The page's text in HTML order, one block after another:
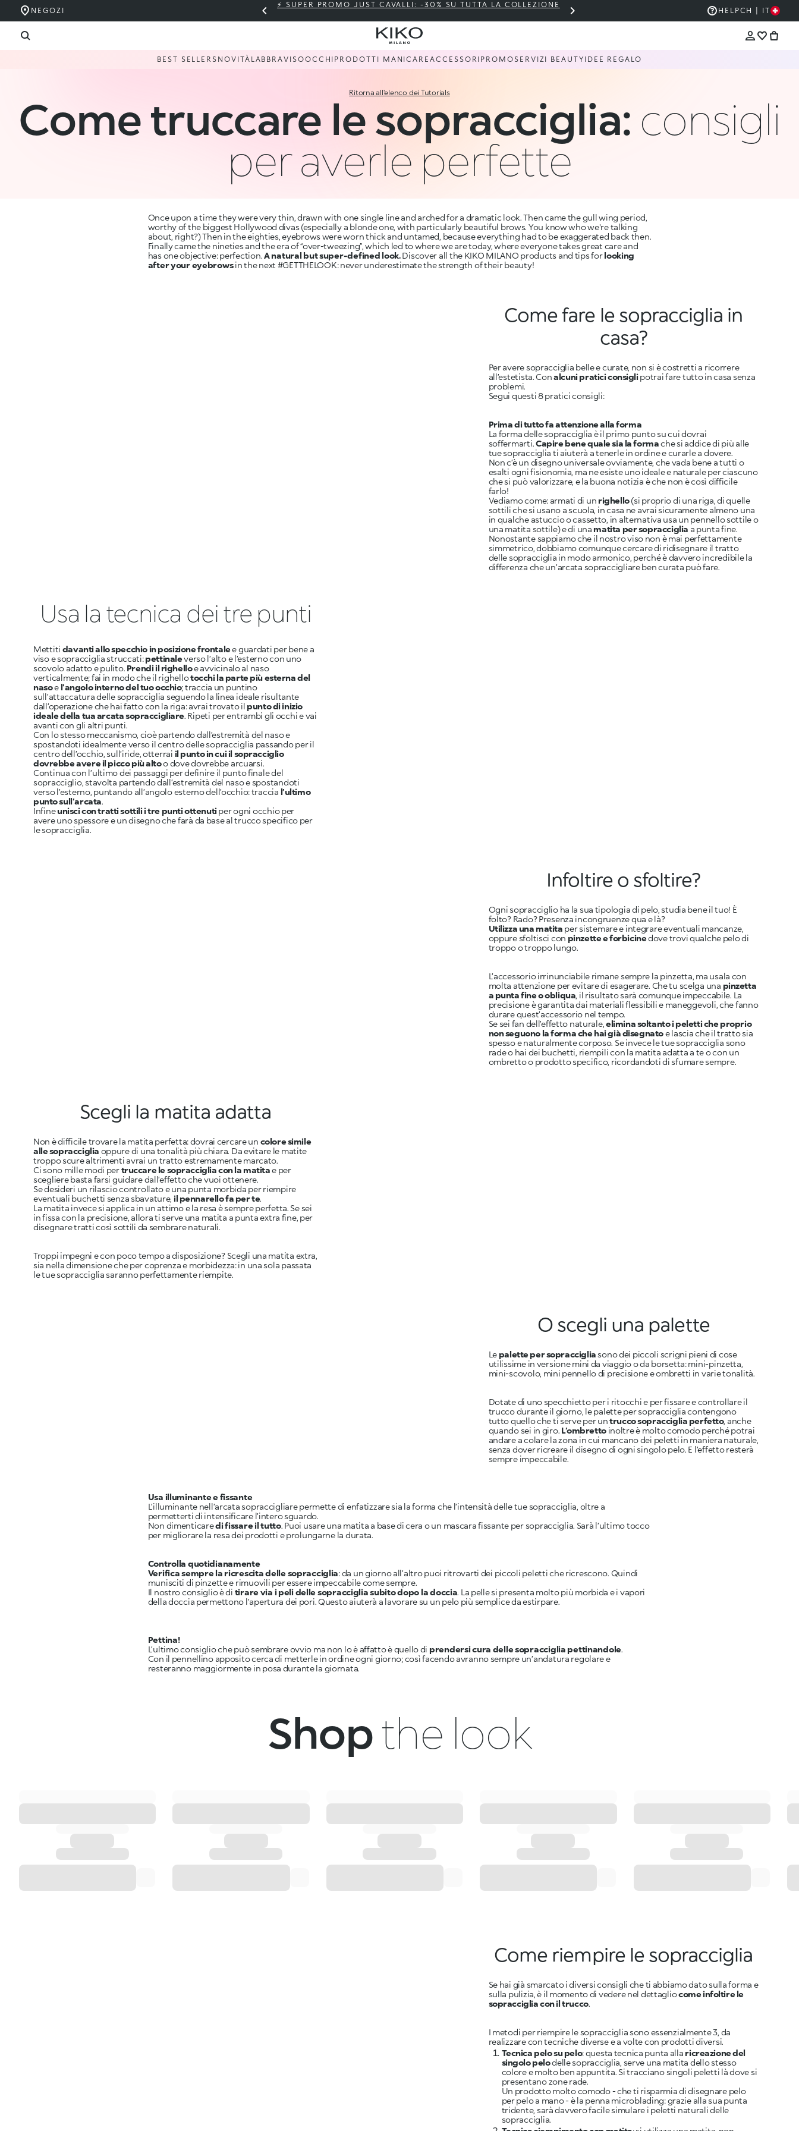
NEGOZI
⚡ SUPER PROMO JUST CAVALLI: -30% SU TUTTA LA COLLEZIONE THE KIKO SALE: FINO AL 50% DI
HELPCH | IT
BEST SELLERS NOVITÀ LABBRAVISOOCCHI PRODOTTI MANICAREACCESSORI PROMOSERVIZI BEAUTY IDEE REGALO
Ritorna all'elenco dei Tutorials
Come truccare le sopracciglia: consigli
per averle perfette
Once upon a time they were very thin, drawn with one single line and arched for a dramatic look. Then came the gull wing period,
worthy of the biggest Hollywood divas (especially a blonde one, with particularly beautiful brows. You know who we're talking
about, right?) Then in the eighties, eyebrows were worn thick and untamed, because everything had to be exaggerated back then.
Finally came the nineties and the era of “over-tweezing”, which led to where we are today, where everyone takes great care and
has one objective: perfection.A natural but super-defined look.Discover all the KIKO MILANO products and tips forlooking
after your eyebrowsin the next #GETTHELOOK: never underestimate the strength of their beauty!
Come fare le sopracciglia in
casa?
Per avere sopracciglia belle e curate, non si è costretti a ricorrere
all’estetista. Conalcuni pratici consiglipotrai fare tutto in casa senza
problemi.
Segui questi 8 pratici consigli:
Prima di tutto fa attenzione alla forma
La forma delle sopracciglia è il primo punto su cui dovrai
soffermarti.Capire bene quale sia la formache si addice di più alle
tue sopracciglia ti aiuterà a tenerle in ordine e curarle a dovere.
Non c’è un disegno universale ovviamente, che vada bene a tutti o
esalti ogni fisionomia, ma ne esiste uno ideale e naturale per ciascuno
che si può valorizzare, e la buona notizia è che non è così difficile
farlo!
Vediamo come: armati di un righello(si proprio di una riga, di quelle
sottili che si usano a scuola, in casa ne avrai sicuramente almeno una
in qualche astuccio o cassetto, in alternativa usa un pennello sottile o
una matita sottile) e di una matita per sopracciglia a punta fine.
Nonostante sappiamo che il nostro viso non è mai perfettamente
simmetrico, dobbiamo comunque cercare di ridisegnare il tratto
delle sopracciglia in modo armonico, perché è davvero incredibile la
differenza che un’arcata sopraccigliare ben curata può fare.
Usa la tecnica dei tre punti
Mettiti davanti allo specchio in posizione frontalee guardati per bene a
viso e sopracciglia struccati:pettinaleverso l’alto e l’esterno con uno
scovolo adatto e pulito. Prendi il righelloe avvicinalo al naso
verticalmente; fai in modo che il righellotocchi la parte più esterna del
nasoe l’angolo interno del tuo occhio; traccia un puntino
sull’attaccatura delle sopracciglia seguendo la linea ideale risultante
dall’operazione che hai fatto con la riga: avrai trovato il punto di inizio
ideale della tua arcata sopraccigliare. Ripeti per entrambi gli occhi e vai
avanti con gli altri punti.
Con lo stesso meccanismo, cioè partendo dall’estremità del naso e
spostandoti idealmente verso il centro delle sopracciglia passando per il
centro dell’occhio, sull’iride, otterrai il punto in cui il sopracciglio
dovrebbe avere il picco più altoo dove dovrebbe arcuarsi.
Continua con l’ultimo dei passaggi per definire il punto finale del
sopracciglio, stavolta partendo dall’estremità del naso e spostandoti
verso l’esterno, puntando all’angolo esterno dell’occhio: traccia l’ultimo
punto sull’arcata.
Infineunisci con tratti sottili i tre punti ottenutiper ogni occhio per
avere uno spessore e un disegno che farà da base al trucco specifico per
le sopracciglia.
Infoltire o sfoltire?
Ogni sopracciglio ha la sua tipologia di pelo, studia bene il tuo! È
Utilizza una matita per sistemare e integrare eventuali mancanze,
oppure sfoltisci con pinzette e forbicinedove trovi qualche pelo di
troppo o troppo lungo.
L’accessorio irrinunciabile rimane sempre la pinzetta, ma usala con
molta attenzione per evitare di esagerare. Che tu scelga una pinzetta
a punta fine o obliqua, il risultato sarà comunque impeccabile. La
precisione è garantita dai materiali flessibili e maneggevoli, che fanno
durare quest’accessorio nel tempo.
Se sei fan dell’effetto naturale,elimina soltanto i peletti che proprio
non seguono la forma che hai già disegnatoe lascia che il tratto sia
spesso e naturalmente corposo. Se invece le tue sopracciglia sono
rade o hai dei buchetti, riempili con la matita adatta a te o con un
ombretto o prodotto specifico, ricordandoti di sfumare sempre.
Scegli la matita adatta
Non è difficile trovare la matita perfetta: dovrai cercare un colore simile
alle sopracciglia oppure di una tonalità più chiara. Da evitare le matite
troppo scure altrimenti avrai un tratto estremamente marcato.
Ci sono mille modi pertruccare le sopracciglia con la matitae per
scegliere basta farsi guidare dall’effetto che vuoi ottenere.
Se desideri un rilascio controllato e una punta morbida per riempire
eventuali buchetti senza sbavature, il pennarello fa per te.
La matita invece si applica in un attimo e la resa è sempre perfetta. Se sei
in fissa con la precisione, allora ti serve una matita a punta extra fine, per
disegnare tratti così sottili da sembrare naturali.
Troppi impegni e con poco tempo a disposizione? Scegli una matita extra,
sia nella dimensione che per coprenza e morbidezza: in una sola passata
le tue sopracciglia saranno perfettamente riempite.
O scegli una palette
Le palette per sopraccigliasono dei piccoli scrigni pieni di cose
utilissime in versione mini da viaggio o da borsetta: mini-pinzetta,
mini-scovolo, mini pennello di precisione e ombretti in varie tonalità.
Dotate di uno specchietto per i ritocchi e per fissare e controllare il
trucco durante il giorno, le palette per sopracciglia contengono
tutto quello che ti serve per untrucco sopracciglia perfetto, anche
quando sei in giro. L’ombrettoinoltre è molto comodo perché potrai
andare a colare la zona in cui mancano dei peletti in maniera naturale,
senza dover ricreare il disegno di ogni singolo pelo. E l’effetto resterà
sempre impeccabile.
Usa illuminante e fissante
L’illuminante nell’arcata sopraccigliare permette di enfatizzare sia la forma che l’intensità delle tue sopracciglia, oltre a
permetterti di intensificare l’intero sguardo.
Non dimenticaredi fissare il tutto. Puoi usare una matita a base di cera o un mascara fissante per sopracciglia. Sarà l’ultimo tocco
per migliorare la resa dei prodotti e prolungarne la durata.
Controlla quotidianamente
Verifica sempre la ricrescita delle sopracciglia: da un giorno all’altro puoi ritrovarti dei piccoli peletti che ricrescono. Quindi
munisciti di pinzette e rimuovili per essere impeccabile come sempre.
Il nostro consiglio è di tirare via i peli delle sopracciglia subito dopo la doccia. La pelle si presenta molto più morbida e i vapori
della doccia permettono l’apertura dei pori. Questo aiuterà a lavorare su un pelo più semplice da estirpare.
Pettina!
L’ultimo consiglio che può sembrare ovvio ma non lo è affatto è quello di prendersi cura delle sopracciglia pettinandole.
Con il pennellino apposito cerca di metterle in ordine ogni giorno; così facendo avranno sempre un’andatura regolare e
resteranno maggiormente in posa durante la giornata.
Shopthe look
Come riempire le sopracciglia
Se hai già smarcato i diversi consigli che ti abbiamo dato sulla forma e
sulla pulizia, è il momento di vedere nel dettagliocome infoltire le
sopracciglia con il trucco.
I metodi per riempire le sopracciglia sono essenzialmente 3, da
realizzare con tecniche diverse e a volte con prodotti diversi.
Tecnica pelo su pelo: questa tecnica punta alla ricreazione del
singolo pelodelle sopracciglia, serve una matita dello stesso
colore e molto ben appuntita. Si tracciano singoli peletti là dove si
presentano zone rade.
Un prodotto molto comodo - che ti risparmia di disegnare pelo
per pelo a mano - è la penna microblading: grazie alla sua punta
tridente, sarà davvero facile simulare i peletti naturali delle
sopracciglia.